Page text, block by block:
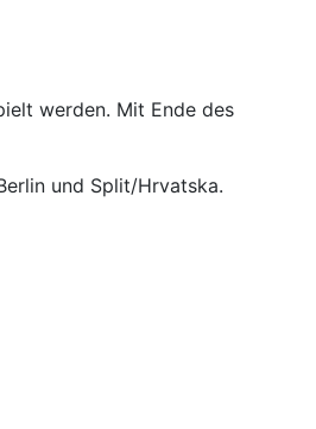
werden. Mit Ende des
und Split/Hrvatska.